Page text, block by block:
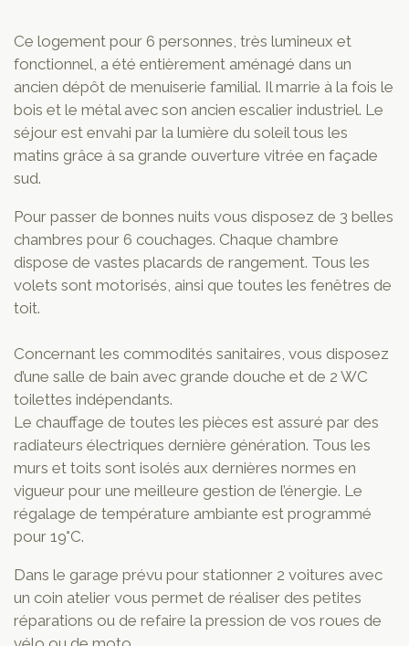
Ce logement pour 6 personnes, très lumineux et
fonctionnel, a été entièrement aménagé dans un
ancien dépôt de menuiserie familial. Il marrie à la fois le
bois et le métal avec son ancien escalier industriel. Le
séjour est envahi par la lumière du soleil tous les
matins grâce à sa grande ouverture vitrée en façade
sud.
Pour passer de bonnes nuits vous disposez de 3 belles
chambres pour 6 couchages. Chaque chambre
dispose de vastes placards de rangement. Tous les
volets sont motorisés, ainsi que toutes les fenêtres de
toit.
Concernant les commodités sanitaires, vous disposez
d’une salle de bain avec grande douche et de 2 WC
toilettes indépendants.
Le chauffage de toutes les pièces est assuré par des
radiateurs électriques dernière génération. Tous les
murs et toits sont isolés aux dernières normes en
vigueur pour une meilleure gestion de l’énergie. Le
régalage de température ambiante est programmé
pour 19°C.
Dans le garage prévu pour stationner 2 voitures avec
un coin atelier vous permet de réaliser des petites
réparations ou de refaire la pression de vos roues de